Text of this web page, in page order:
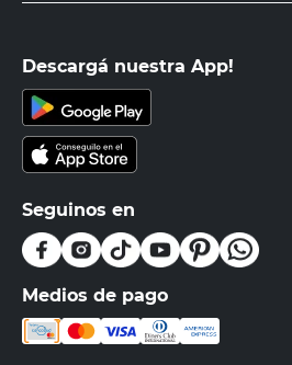
Descargá nuestra App!
Seguinos en
Medios de pago